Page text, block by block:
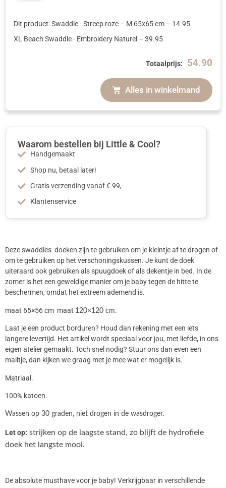
Totaalprijs: 54.90
Alles in winkelmand
Dit product: Swaddle - Streep roze – M 65x65 cm – 14.95
XL Beach Swaddle - Embroidery Naturel – 39.95
Waarom bestellen bij Little & Cool?
Handgemaakt
Shop nu, betaal later!
Gratis verzending vanaf € 99,-
Klantenservice
Deze swaddles doeken zijn te gebruiken om je kleintje af te drogen of
om te gebruiken op het verschoningskussen. Je kunt de doek
uiteraard ook gebruiken als spuugdoek of als dekentje in bed. In de
zomer is het een geweldige manier om je baby tegen de hitte te
beschermen, omdat het extreem ademend is.
maat 65×56 cm maat 120×120 cm.
Laat je een product borduren? Houd dan rekening met een iets
langere levertijd. Het artikel wordt speciaal voor jou, met liefde, in ons
eigen atelier gemaakt. Toch snel nodig? Stuur ons dan even een
mailtje, dan kijken we graag met je mee wat er mogelijk is.
Matriaal.
100% katoen.
Wassen op 30 graden, niet drogen in de wasdroger.
Let op: strijken op de laagste stand, zo blijft de hydrofiele
doek het langste mooi.
De absolute musthave voor je baby! Verkrijgbaar in verschillende